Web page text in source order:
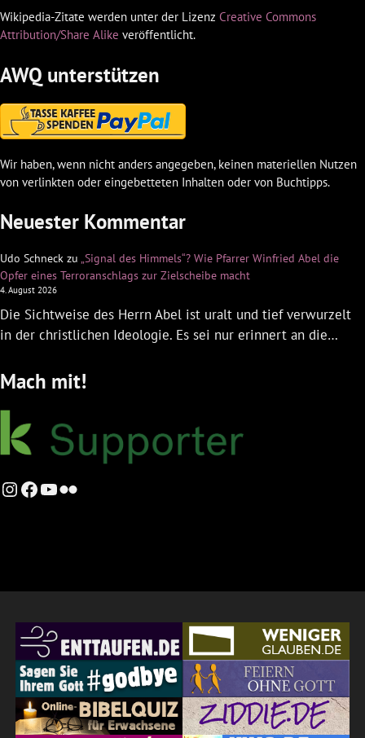
Wikipedia-Zitate werden unter der Lizenz Creative Commons
Attribution/Share Alike veröffentlicht.
AWQ unterstützen
Wir haben, wenn nicht anders angegeben, keinen materiellen Nutzen
von verlinkten oder eingebetteten Inhalten oder von Buchtipps.
Neuester Kommentar
Udo Schneck zu „Signal des Himmels“? Wie Pfarrer Winfried Abel die
Opfer eines Terroranschlags zur Zielscheibe macht
4. August 2026
Die Sichtweise des Herrn Abel ist uralt und tief verwurzelt
in der christlichen Ideologie. Es sei nur erinnert an die…
Mach mit!
Instagram
Facebook
YouTube
Flickr